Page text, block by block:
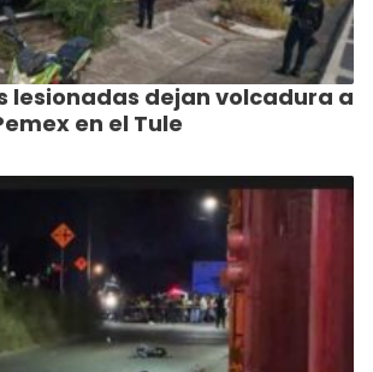
lesionadas dejan volcadura a
en el Tule